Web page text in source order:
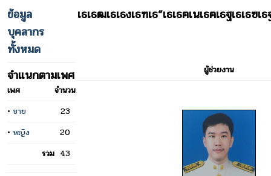
ข้อมูล
บุคลากร
ทั้งหมด
จำแนกตามเพศ
เพศ
จำนวน
• ชาย
23
• หญิง
20
รวม 43
เธเธฒเธเธงเธฑเธ”เธเธฅเนเธฅเธฐเธเธฃ
ผู้ช่วยงาน